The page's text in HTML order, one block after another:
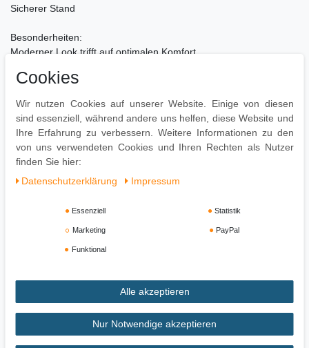
Sicherer Stand
Besonderheiten:
Moderner Look trifft auf optimalen Komfort
Strapazierfähiger & pflegeleichter Bezug
Pflegehinweise:
Leichte Verschmutzung mit feuchtem Baumwolltuch abwischen
Oberflächen nur mit geeignetem Aufsatz absaugen
Keine Haushaltsreiniger verwenden
Impressum Daten­schutz­erklärung AGB
Cookies
Wir nutzen Cookies auf unserer Website. Einige von diesen
sind essenziell, während andere uns helfen, diese Website und
Ihre Erfahrung zu verbessern. Weitere Informationen zu den
von uns verwendeten Cookies und Ihren Rechten als Nutzer
finden Sie hier:
Daten­schutz­erklärung
Impressum
Essenziell Statistik
Marketing PayPal
Funktional
Alle akzeptieren
Nur Notwendige akzeptieren